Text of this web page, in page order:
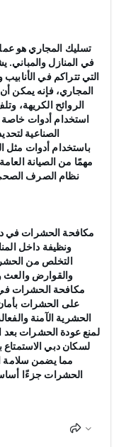
تسليك المجاري هو
في المنازل والمباني.
التي تتراكم في
المجاري، فإنه يمكن
الروائح الكريهة،
استخدام أدوات خاصة
الصناعية
باستخدام أدوات مثل
مهمًا من الصيانة
نظام الصرف
مكافحة الحشرات في
ونظيفة داخل
التخلص من
والقوارض والعث
مكافحة الحشرات
على الحشرات
الحشرية الآمنة
لمنع عودة الحشرات
لسكان دبي الاستمتاع
مما يضمن سلامة
الحشرات جزءًا